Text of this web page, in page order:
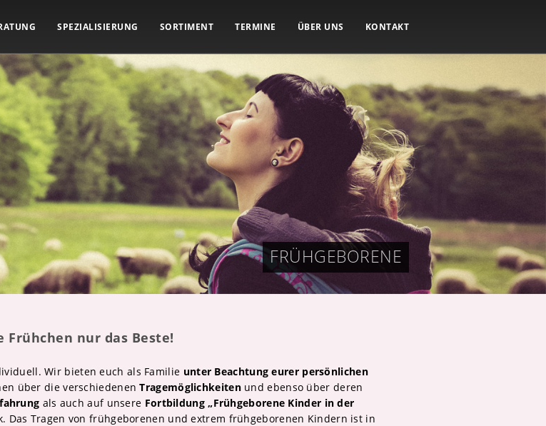
SPEZIALISIERUNG SORTIMENT TERMINE ÜBER UNS KONTAKT
FRÜHGEBORENE
Frühchen nur das Beste!
Wir bieten euch als Familie unter Beachtung eurer persönlichen
über die verschiedenenTragemöglichkeitenund ebenso über deren
als auch auf unsere Fortbildung „Frühgeborene Kinder in der
Das Tragen von frühgeborenen und extrem frühgeborenen Kindern ist in